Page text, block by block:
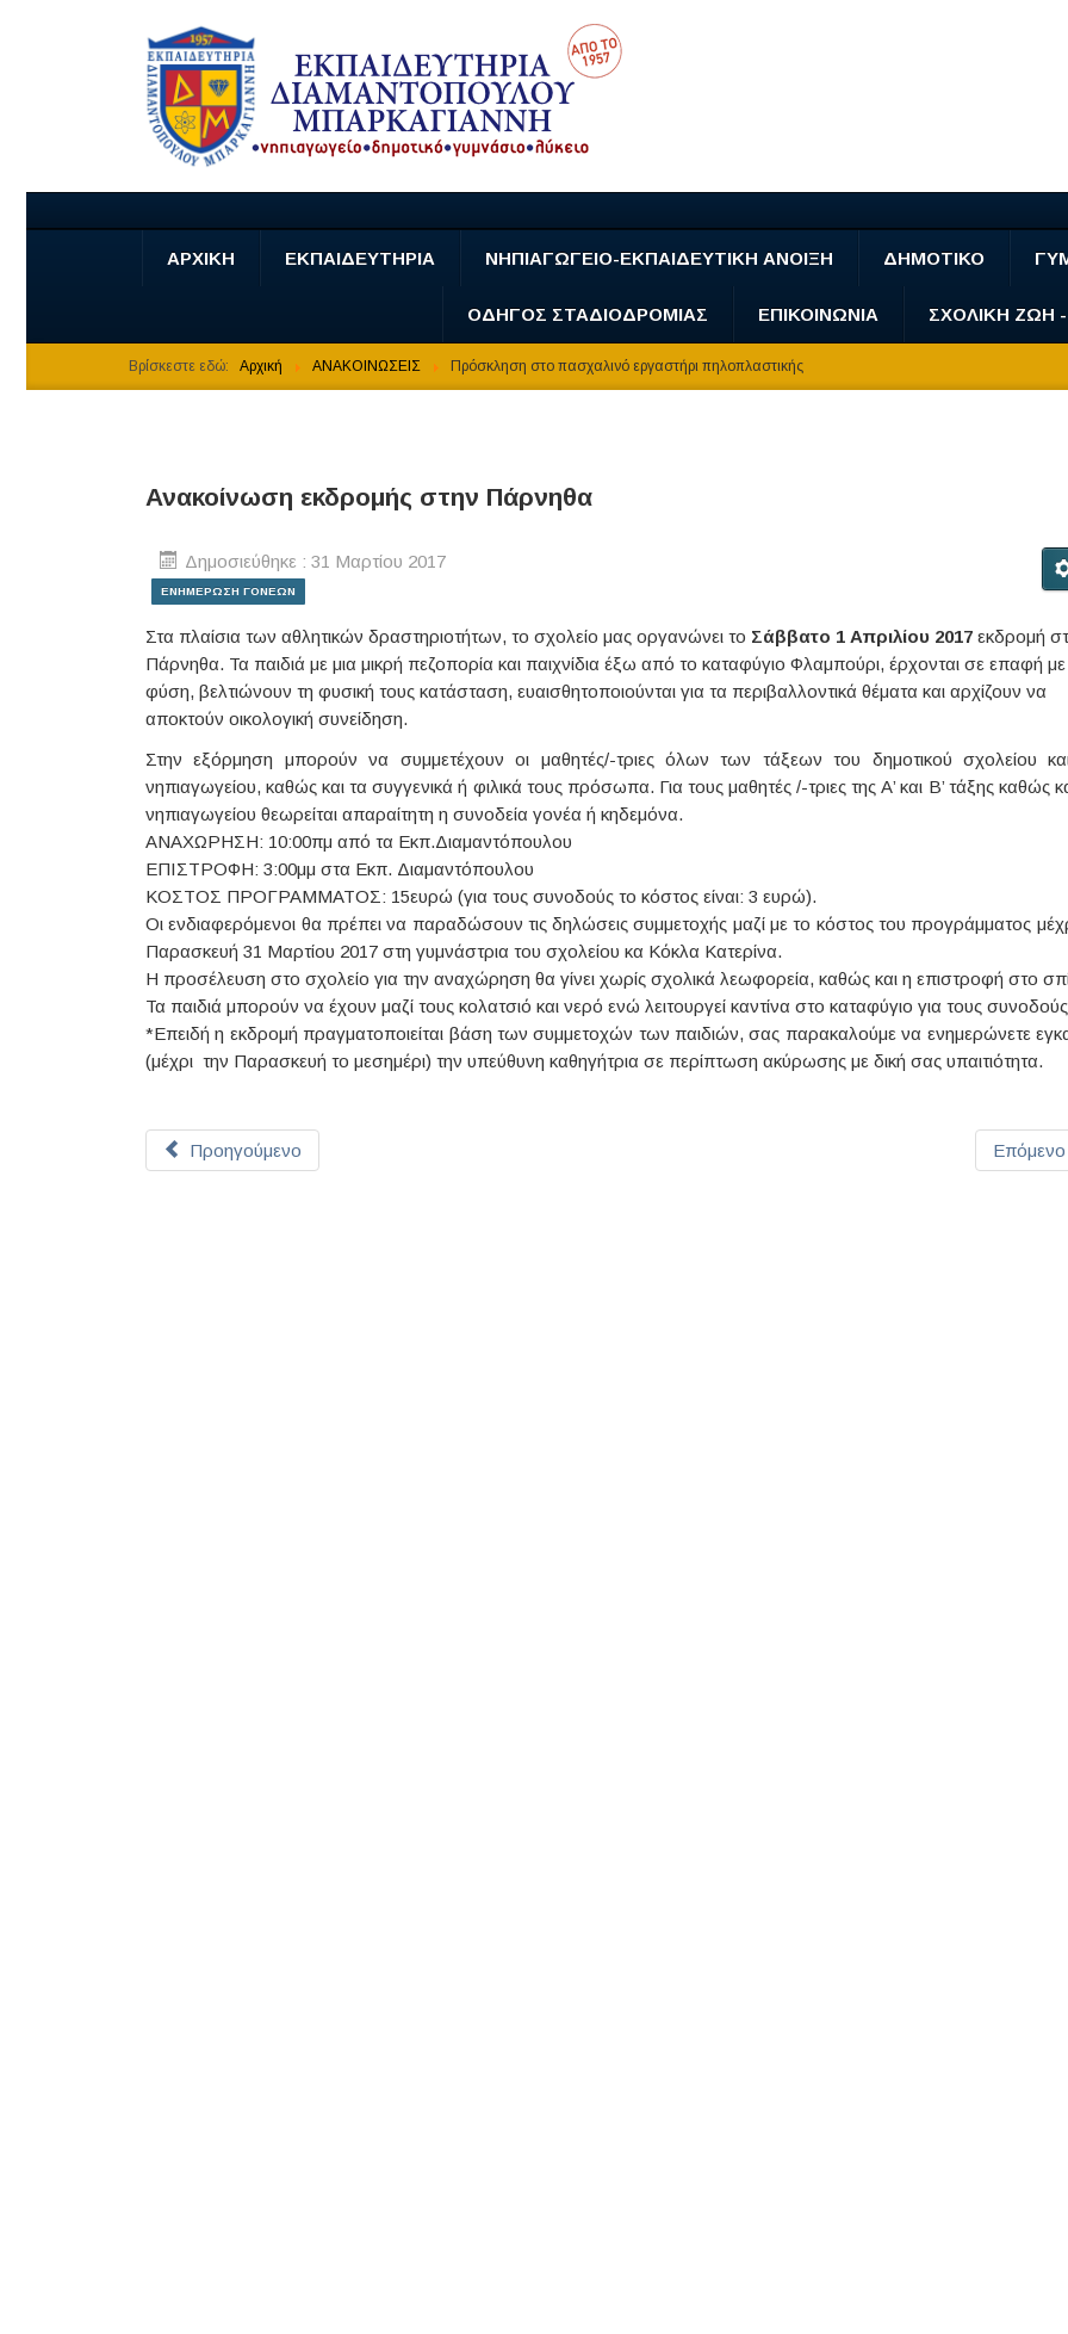
ΑΡΧΙΚΗ ΕΚΠΑΙΔΕΥΤΗΡΙΑ ΝΗΠΙΑΓΩΓΕΙΟ-ΕΚΠΑΙΔΕΥΤΙΚΗ ΑΝΟΙΞΗ ΔΗΜΟΤΙΚΟ
ΟΔΗΓΟΣ ΣΤΑΔΙΟΔΡΟΜΙΑΣ ΕΠΙΚΟΙΝΩΝΙΑ ΣΧΟΛΙΚΗ ΖΩΗ
Βρίσκεστε εδώ: Αρχική ΑΝΑΚΟΙΝΩΣΕΙΣ Πρόσκληση στο πασχαλινό εργαστήρι πηλοπλαστικής
Ανακοίνωση εκδρομής στην Πάρνηθα
Δημοσιεύθηκε : 31 Μαρτίου 2017
ΕΝΗΜΕΡΩΣΗ ΓΟΝΕΩΝ
Στα πλαίσια των αθλητικών δραστηριοτήτων, το σχολείο μας οργανώνει το Σάββατο 1 Απριλίου 2017 εκδρομή
Πάρνηθα. Τα παιδιά με μια μικρή πεζοπορία και παιχνίδια έξω από το καταφύγιο Φλαμπούρι, έρχονται σε επαφή με
φύση, βελτιώνουν τη φυσική τους κατάσταση, ευαισθητοποιούνται για τα περιβαλλοντικά θέματα και αρχίζουν να
αποκτούν οικολογική συνείδηση.
Στην εξόρμηση μπορούν να συμμετέχουν οι μαθητές/-τριες όλων των τάξεων του δημοτικού σχολείου
νηπιαγωγείου, καθώς και τα συγγενικά ή φιλικά τους πρόσωπα. Για τους μαθητές /-τριες της Α’ και Β’ τάξης καθώς
νηπιαγωγείου θεωρείται απαραίτητη η συνοδεία γονέα ή κηδεμόνα.
ΑΝΑΧΩΡΗΣΗ: 10:00πμ από τα Εκπ.Διαμαντόπουλου
ΕΠΙΣΤΡΟΦΗ: 3:00μμ στα Εκπ. Διαμαντόπουλου
ΚΟΣΤΟΣ ΠΡΟΓΡΑΜΜΑΤΟΣ: 15ευρώ (για τους συνοδούς το κόστος είναι: 3 ευρώ).
Οι ενδιαφερόμενοι θα πρέπει να παραδώσουν τις δηλώσεις συμμετοχής μαζί με το κόστος του προγράμματος
Παρασκευή 31 Μαρτίου 2017 στη γυμνάστρια του σχολείου κα Κόκλα Κατερίνα.
Η προσέλευση στο σχολείο για την αναχώρηση θα γίνει χωρίς σχολικά λεωφορεία, καθώς και η επιστροφή στο
Τα παιδιά μπορούν να έχουν μαζί τους κολατσιό και νερό ενώ λειτουργεί καντίνα στο καταφύγιο για τους
*Επειδή η εκδρομή πραγματοποιείται βάση των συμμετοχών των παιδιών, σας παρακαλούμε να ενημερώνετε
(μέχρι την Παρασκευή το μεσημέρι) την υπεύθυνη καθηγήτρια σε περίπτωση ακύρωσης με δική σας υπαιτιότητα.
Προηγούμενο Επόμενο